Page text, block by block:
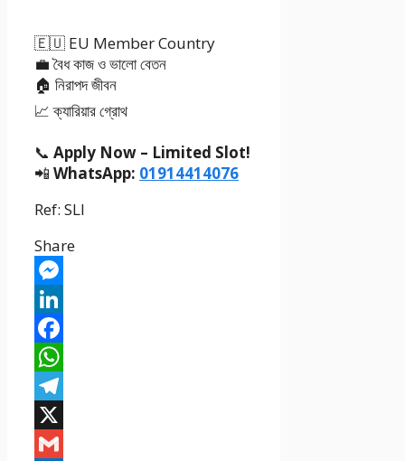
🇪🇺 EU Member Country
💼 বৈধ কাজ ও ভালো বেতন
🏠 নিরাপদ জীবন
📈 ক্যারিয়ার গ্রোথ
📞 Apply Now – Limited Slot!
📲 WhatsApp: 01914414076
Ref: SLI
Share
Messenger
LinkedIn
Facebook
WhatsApp
Telegram
X